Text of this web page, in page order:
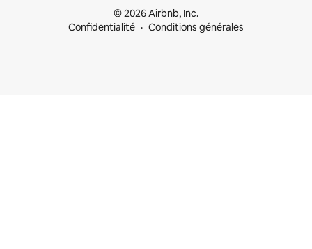
© 2026 Airbnb, Inc.
Confidentialité
Conditions générales